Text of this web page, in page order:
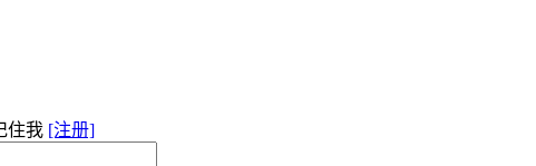
住我 [注册]